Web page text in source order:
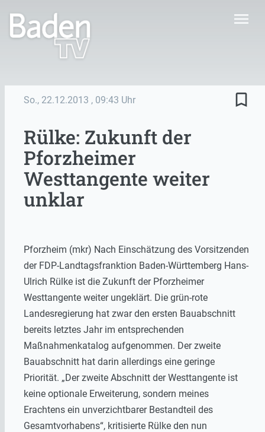
menu
So., 22.12.2013 , 09:43 Uhr bookmark_border
Rülke: Zukunft der
Pforzheimer
Westtangente weiter
unklar
Pforzheim (mkr) Nach Einschätzung des Vorsitzenden
der FDP-Landtagsfranktion Baden-Württemberg Hans-
Ulrich Rülke ist die Zukunft der Pforzheimer
Westtangente weiter ungeklärt. Die grün-rote
Landesregierung hat zwar den ersten Bauabschnitt
bereits letztes Jahr im entsprechenden
Maßnahmenkatalog aufgenommen. Der zweite
Bauabschnitt hat darin allerdings eine geringe
Priorität. „Der zweite Abschnitt der Westtangente ist
keine optionale Erweiterung, sondern meines
Erachtens ein unverzichtbarer Bestandteil des
Gesamtvorhabens“, kritisierte Rülke den nun